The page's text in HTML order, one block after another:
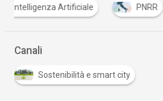
Intelligenza Artificiale PNRR
Canali
Sostenibilità e smart city